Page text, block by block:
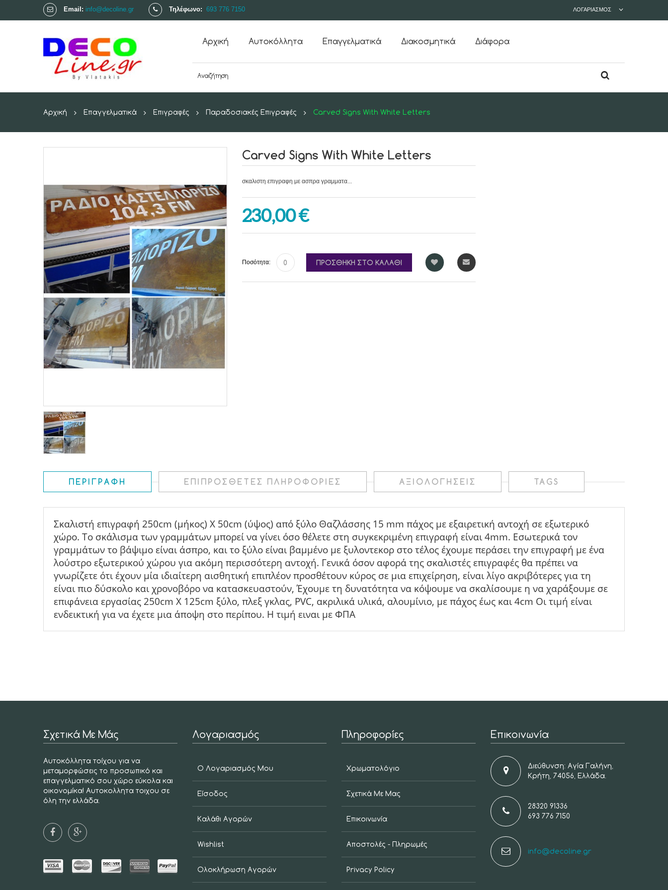
Email: info@decoline.gr Τηλέφωνο: 693 776 7150 ΛΟΓΑΡΙΑΣΜΌΣ
Αρχική Αυτοκόλλητα Επαγγελματικά Διακοσμητικά Διάφορα
Αρχική Επαγγελματικά Επιγραφές Παραδοσιακές Επιγραφές Carved Signs With White Letters
Carved Signs With White Letters
σκαλιστη επιγραφη με ασπρα γραμματα...
230,00 €
Ποσότητα: ΠΡΟΣΘΉΚΗ ΣΤΟ ΚΑΛΆΘΙ
ΠΕΡΙΓΡΑΦΉ ΕΠΙΠΡΌΣΘΕΤΕΣ ΠΛΗΡΟΦΟΡΊΕΣ ΑΞΙΟΛΟΓΉΣΕΙΣ TAGS
Σκαλιστή επιγραφή 250cm (μήκος) Χ 50cm (ύψος) από ξύλο Θαζλάσσης 15 mm πάχος με εξαιρετική αντοχή σε εξωτερικό
χώρο. Το σκάλισμα των γραμμάτων μπορεί να γίνει όσο θέλετε στη συγκεκριμένη επιγραφή είναι 4mm. Εσωτερικά τον
γραμμάτων το βάψιμο είναι άσπρο, και το ξύλο είναι βαμμένο με ξυλοντεκορ στο τέλος έχουμε περάσει την επιγραφή με ένα
λούστρο εξωτερικού χώρου για ακόμη περισσότερη αντοχή. Γενικά όσον αφορά της σκαλιστές επιγραφές θα πρέπει να
γνωρίζετε ότι έχουν μία ιδιαίτερη αισθητική επιπλέον προσθέτουν κύρος σε μια επιχείρηση, είναι λίγο ακριβότερες για τη
είναι πιο δύσκολο και χρονοβόρο να κατασκευαστούν, Έχουμε τη δυνατότητα να κόψουμε να σκαλίσουμε η να χαράξουμε σε
επιφάνεια εργασίας 250cm X 125cm ξύλο, πλεξ γκλας, PVC, ακριλικά υλικά, αλουμίνιο, με πάχος έως και 4cm Οι τιμή είναι
ενδεικτική για να έχετε μια άποψη στο περίπου. Η τιμή ειναι με ΦΠΑ
Σχετικά Με Μάς
Αυτοκόλλητα τοίχου για να
μεταμορφώσεις το προσωπικό και
επαγγελματικό σου χώρο εύκολα και
οικονομίκα! Αυτοκολλητα τοιχου σε
όλη την ελλάδα.
Λογαριασμός
Ο Λογαριασμός Μου
Είσοδος
Καλάθι Αγορών
Wishlist
Ολοκλήρωση Αγορών
Πληροφορίες
Χρωματολόγιο
Σχετικά Με Μας
Επικοινωνία
Αποστολές - Πληρωμές
Privacy Policy
Επικοινωνία
Διεύθυνση: Αγία Γαλήνη,
Κρήτη, 74056, Ελλάδα.
28320 91336
693 776 7150
info@decoline.gr